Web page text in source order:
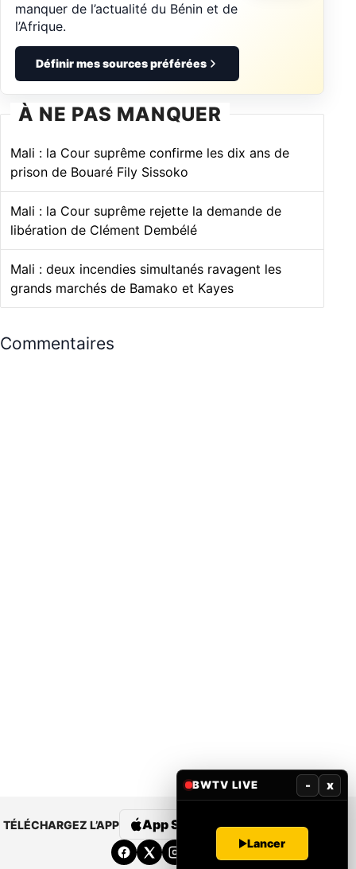
manquer de l’actualité du Bénin et de
l’Afrique.
Définir mes sources préférées
À NE PAS MANQUER
Mali : la Cour suprême confirme les dix ans de
prison de Bouaré Fily Sissoko
Mali : la Cour suprême rejette la demande de
libération de Clément Dembélé
Mali : deux incendies simultanés ravagent les
grands marchés de Bamako et Kayes
Commentaires
TÉLÉCHARGEZ L’APP App Store Google Play
BWTV LIVE - x
Lancer